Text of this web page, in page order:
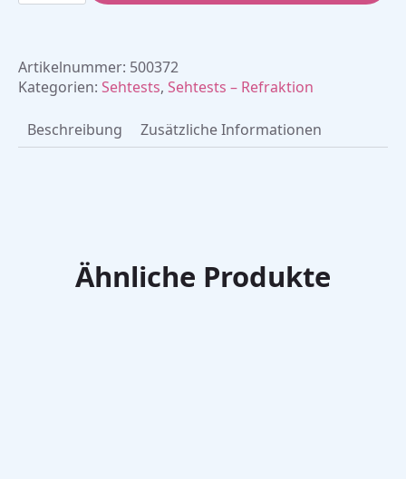
Tafeln
Artikelnummer: 500372
Kategorien: Sehtests, Sehtests – Refraktion
Beschreibung Zusätzliche Informationen
Ähnliche Produkte